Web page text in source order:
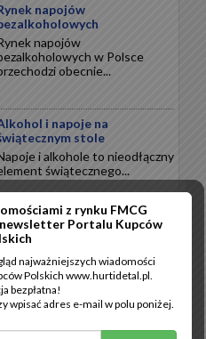
napojów
napojów
w Polsce
obecnie...
i napoje na
stole
i alkohole to nieodłączny
świątecznego...
święta
Święta Bożego Narodzenia to
wszystkim wytrawne
z rynku FMCG
Portalu Kupców
najważniejszych wiadomości
Polskich www.hurtidetal.pl.
bezpłatna!
wpisać adres e-mail w polu poniżej.